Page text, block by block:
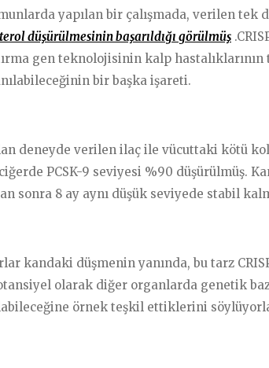
Genel
Sorularınıza Cevaplar
yapılan bir çalışmada, verilen tek
düşürülmesinin başarıldığı görülmüş
gen teknolojisinin kalp hastalıklarının
bir başka işareti.
deneyde verilen ilaç ile vücuttaki kötü
PCSK-9 seviyesi %90 düşürülmüş.
sonra 8 ay aynı düşük seviyede stabil
kandaki düşmenin yanında, bu tarz
olarak diğer organlarda genetik
örnek teşkil ettiklerini